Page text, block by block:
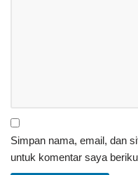
Simpan nama, email, dan
untuk komentar saya